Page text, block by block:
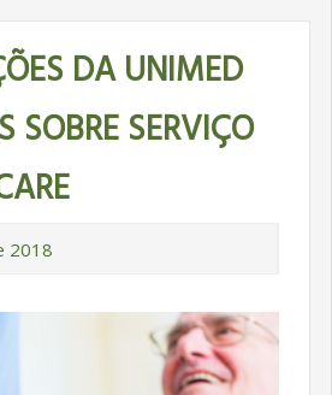
DA UNIMED
SOBRE SERVIÇO
2018